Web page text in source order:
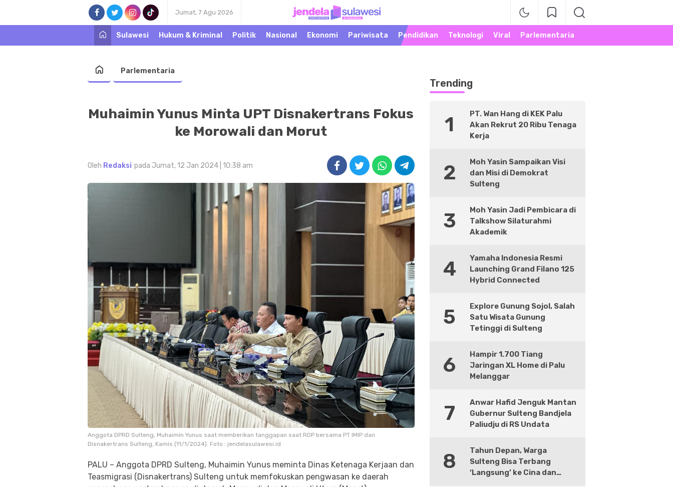
Jumat, 7 Agu 2026
Jendela Sulawesi
Warta Peristiwa di
Khatulistiwa
Sulawesi
Hukum & Kriminal Politik Nasional Ekonomi Pariwisata Pendidikan Teknologi Viral Parlementaria
Parlementaria
Muhaimin Yunus Minta UPT Disnakertrans Fokus
ke Morowali dan Morut
Oleh Redaksi pada Jumat, 12 Jan 2024 | 10:38 am
Anggota DPRD Sulteng, Muhaimin Yunus saat memberikan tanggapan saat RDP bersama PT IMIP dan
Disnakertrans Sulteng, Kamis (11/1/2024). Foto : jendelasulawesi.id
PALU – Anggota DPRD Sulteng, Muhaimin Yunus meminta Dinas Ketenaga Kerjaan dan
Teasmigrasi (Disnakertrans) Sulteng untuk memfokuskan pengwasan ke daerah
Trending
1
PT. Wan Hang di KEK Palu
Akan Rekrut 20 Ribu Tenaga
Kerja
2
Moh Yasin Sampaikan Visi
dan Misi di Demokrat
Sulteng
3
Moh Yasin Jadi Pembicara di
Talkshow Silaturahmi
Akademik
4
Yamaha Indonesia Resmi
Launching Grand Filano 125
Hybrid Connected
5
Explore Gunung Sojol, Salah
Satu Wisata Gunung
Tetinggi di Sulteng
6
Hampir 1.700 Tiang
Jaringan XL Home di Palu
Melanggar
7
Anwar Hafid Jenguk Mantan
Gubernur Sulteng Bandjela
Paliudju di RS Undata
8
Tahun Depan, Warga
Sulteng Bisa Terbang
‘Langsung’ ke Cina dan